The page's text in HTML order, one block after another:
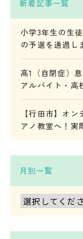
新着記事一覧
小学3年生の生
の予選を通過し
高1（自閉症）
アルバイト・高
【行田市】オ
アノ教室へ！実
月別一覧